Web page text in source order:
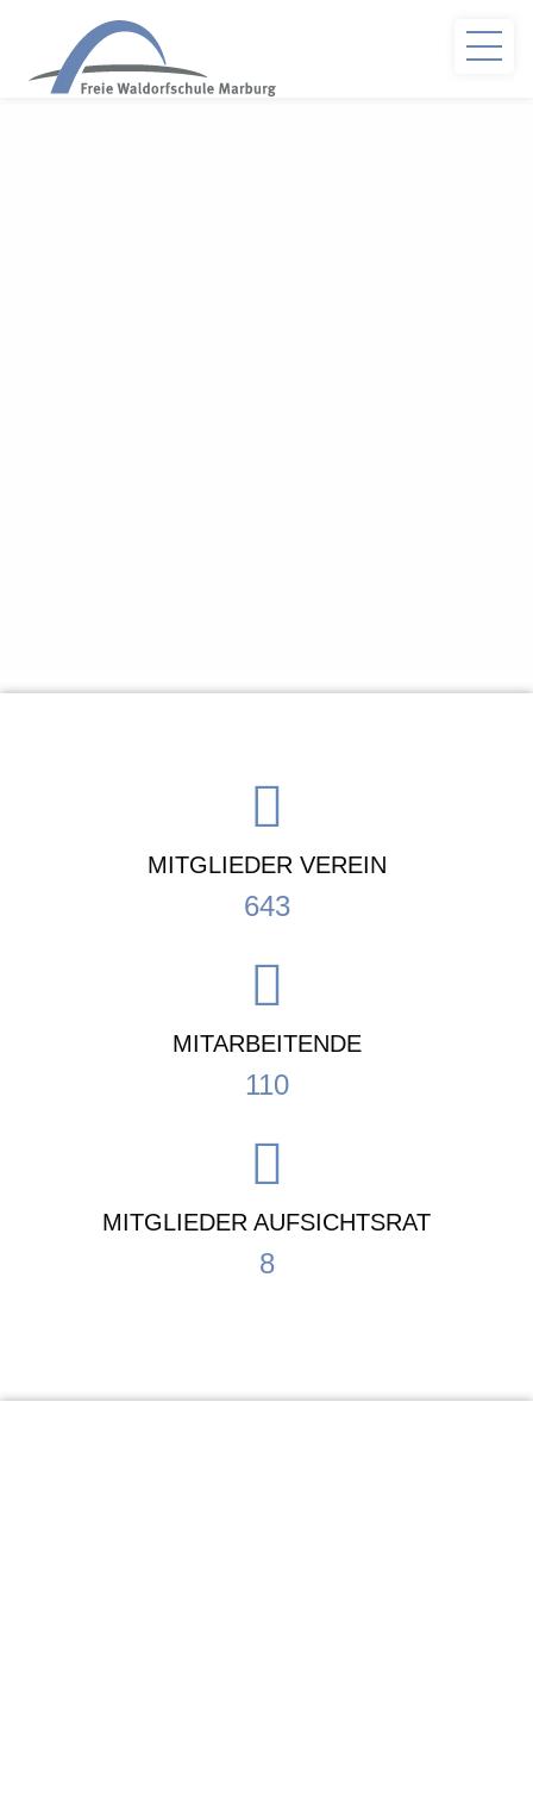
MITGLIEDER VEREIN
643
MITARBEITENDE
110
MITGLIEDER AUFSICHTSRAT
8